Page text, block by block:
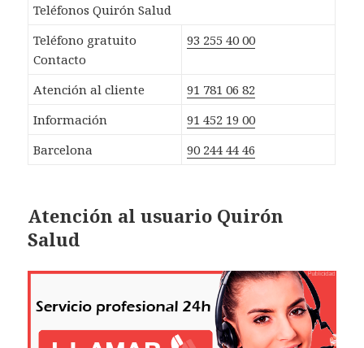
Teléfonos Quirón Salud
Teléfono gratuito
Contacto
93 255 40 00
Atención al cliente
91 781 06 82
Información
91 452 19 00
Barcelona
90 244 44 46
Atención al usuario Quirón
Salud